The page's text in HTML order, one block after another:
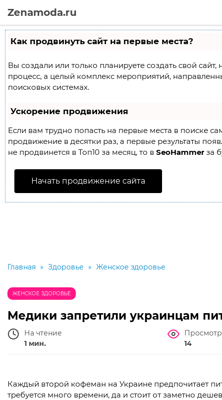
Zenamoda.ru
Как продвинуть сайт на первые места?
Вы создали или только планируете создать свой
процесс, а целый комплекс мероприятий,
поисковых системах.
Ускорение продвижения
Если вам трудно попасть на первые места в поиске
продвижение в десятки раз, а первые результаты
не продвинется в Топ10 за месяц, то в SeoHammer за
Начать продвижение сайта
Главная » Здоровье » Женское здоровье
ЖЕНСКОЕ ЗДОРОВЬЕ
Медики запретили украинцам
На чтение
1 мин.
14
Каждый второй кофеман на Украине предпочитает
требуется много времени, да и стоит от заметно